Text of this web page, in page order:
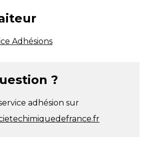
Adhésions
?
adhésion sur